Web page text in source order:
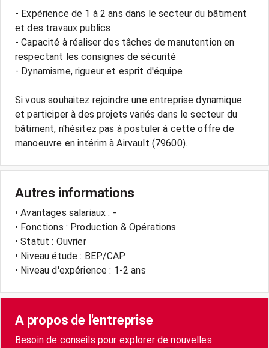
- Expérience de 1 à 2 ans dans le secteur du bâtiment
et des travaux publics
- Capacité à réaliser des tâches de manutention en
respectant les consignes de sécurité
- Dynamisme, rigueur et esprit d'équipe
Si vous souhaitez rejoindre une entreprise dynamique
et participer à des projets variés dans le secteur du
bâtiment, n'hésitez pas à postuler à cette offre de
Autres informations
• Avantages salariaux : -
• Fonctions : Production & Opérations
• Statut : Ouvrier
• Niveau étude : BEP/CAP
• Niveau d'expérience : 1-2 ans
A propos de l'entreprise
Besoin de conseils pour explorer de nouvelles